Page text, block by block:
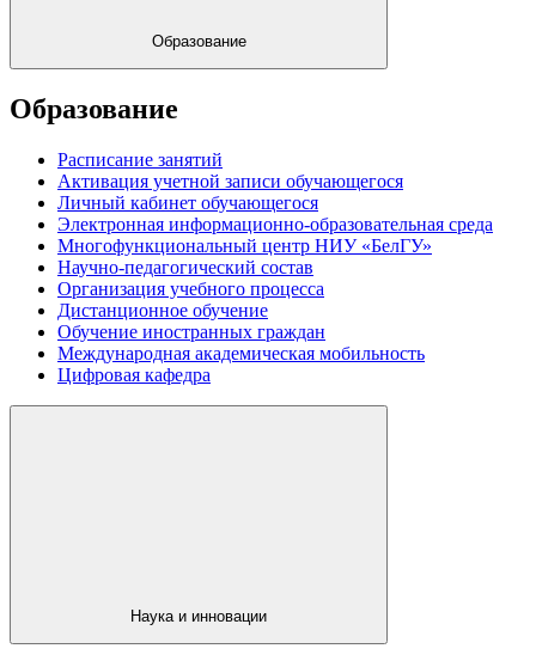
Образование
Образование
Расписание занятий
Активация учетной записи обучающегося
Личный кабинет обучающегося
Электронная информационно-образовательная среда
Многофункциональный центр НИУ «БелГУ»
Научно-педагогический состав
Организация учебного процесса
Дистанционное обучение
Обучение иностранных граждан
Международная академическая мобильность
Цифровая кафедра
Наука и инновации